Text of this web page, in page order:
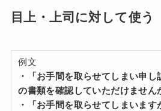
目上・上司に対して使う
例文
・「お手間を取らせてしまい申
の書類を確認していただけません
・「お手間を取らせてしまいま